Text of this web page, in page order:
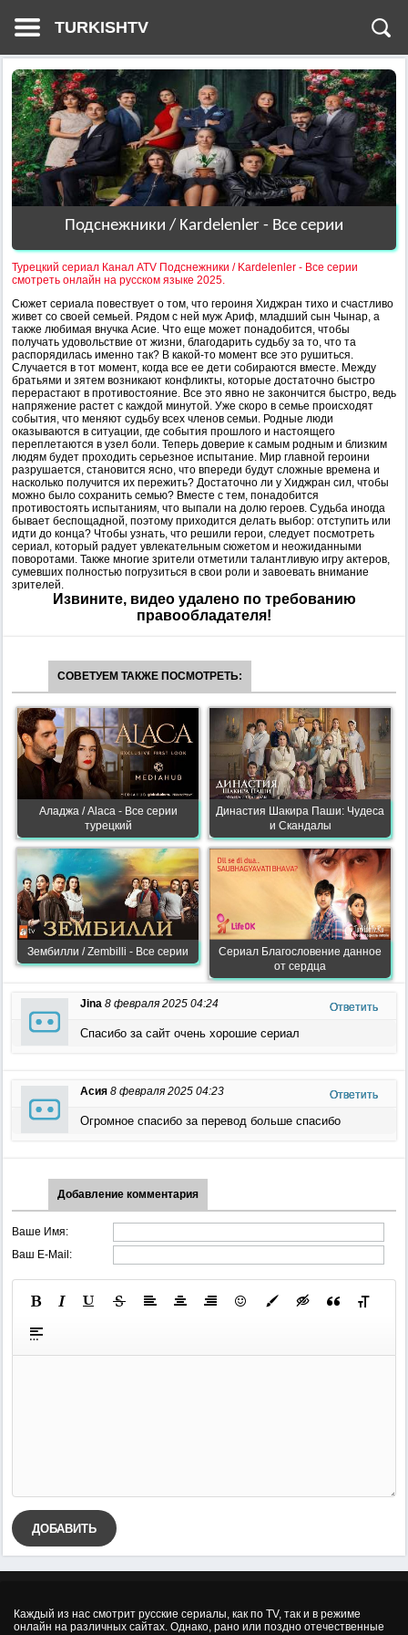
TURKISHTV
Подснежники / Kardelenler - Все серии
Турецкий сериал Канал ATV Подснежники / Kardelenler - Все серии
смотреть онлайн на русском языке 2025.
Сюжет сериала повествует о том, что героиня Хиджран тихо и счастливо
живет со своей семьей. Рядом с ней муж Ариф, младший сын Чынар, а
также любимая внучка Асие. Что еще может понадобится, чтобы
получать удовольствие от жизни, благодарить судьбу за то, что та
распорядилась именно так? В какой-то момент все это рушиться.
Случается в тот момент, когда все ее дети собираются вместе. Между
братьями и зятем возникают конфликты, которые достаточно быстро
перерастают в противостояние. Все это явно не закончится быстро, ведь
напряжение растет с каждой минутой. Уже скоро в семье происходят
события, что меняют судьбу всех членов семьи. Родные люди
оказываются в ситуации, где события прошлого и настоящего
переплетаются в узел боли. Теперь доверие к самым родным и близким
людям будет проходить серьезное испытание. Мир главной героини
разрушается, становится ясно, что впереди будут сложные времена и
насколько получится их пережить? Достаточно ли у Хиджран сил, чтобы
можно было сохранить семью? Вместе с тем, понадобится
противостоять испытаниям, что выпали на долю героев. Судьба иногда
бывает беспощадной, поэтому приходится делать выбор: отступить или
идти до конца? Чтобы узнать, что решили герои, следует посмотреть
сериал, который радует увлекательным сюжетом и неожиданными
поворотами. Также многие зрители отметили талантливую игру актеров,
сумевших полностью погрузиться в свои роли и завоевать внимание
зрителей.
Извините, видео удалено по требованию
правообладателя!
СОВЕТУЕМ ТАКЖЕ ПОСМОТРЕТЬ:
Аладжа / Alaca - Все серии
турецкий
Династия Шакира Паши: Чудеса
и Скандалы
Зембилли / Zembilli - Все серии
Сериал Благословение данное
от сердца
Jina 8 февраля 2025 04:24 Ответить
Спасибо за сайт очень хорошие сериал
Асия 8 февраля 2025 04:23 Ответить
Огромное спасибо за перевод больше спасибо
Добавление комментария
Ваше Имя:
Ваш E-Mail:
ДОБАВИТЬ
Каждый из нас смотрит русские сериалы, как по TV, так и в режиме
онлайн на различных сайтах. Однако, рано или поздно отечественные